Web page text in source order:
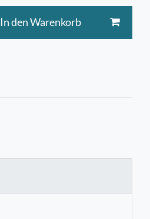
In den Warenkorb